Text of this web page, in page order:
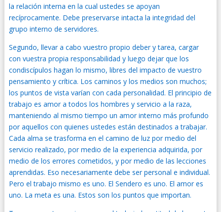
la relación interna en la cual ustedes se apoyan
recíprocamente. Debe preservarse intacta la integridad del
grupo interno de servidores.
Segundo, llevar a cabo vuestro propio deber y tarea, cargar
con vuestra propia responsabilidad y luego dejar que los
condiscípulos hagan lo mismo, libres del impacto de vuestro
pensamiento y crítica. Los caminos y los medios son muchos;
los puntos de vista varían con cada personalidad. El principio de
trabajo es amor a todos los hombres y servicio a la raza,
manteniendo al mismo tiempo un amor interno más profundo
por aquellos con quienes ustedes están destinados a trabajar.
Cada alma se trasforma en el camino de luz por medio del
servicio realizado, por medio de la experiencia adquirida, por
medio de los errores cometidos, y por medio de las lecciones
aprendidas. Eso necesariamente debe ser personal e individual.
Pero el trabajo mismo es uno. El Sendero es uno. El amor es
uno. La meta es una. Estos son los puntos que importan.